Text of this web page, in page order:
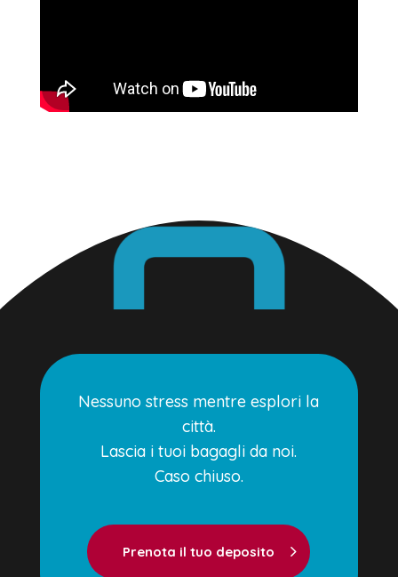
Nessuno stress mentre esplori la
città.
Lascia i tuoi bagagli da noi.
Caso chiuso.
Prenota il tuo deposito